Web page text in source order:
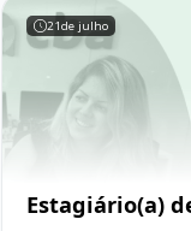
21de julho
Estagiário(a)